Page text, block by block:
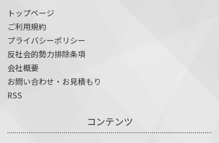
トップページ
ご利用規約
プライバシーポリシー
反社会的勢力排除条項
会社概要
お問い合わせ・お見積もり
RSS
コンテンツ